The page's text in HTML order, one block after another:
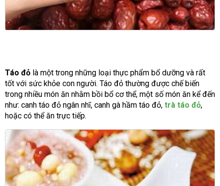
Táo đỏ là một trong những loại thực phẩm bổ dưỡng và rất
tốt với sức khỏe con người. Táo đỏ thường được chế biến
trong nhiều món ăn nhằm bồi bổ cơ thể, một số món ăn kể đến
như: canh táo đỏ ngân nhĩ, canh gà hầm táo đỏ, trà táo đỏ,
hoặc có thể ăn trực tiếp.